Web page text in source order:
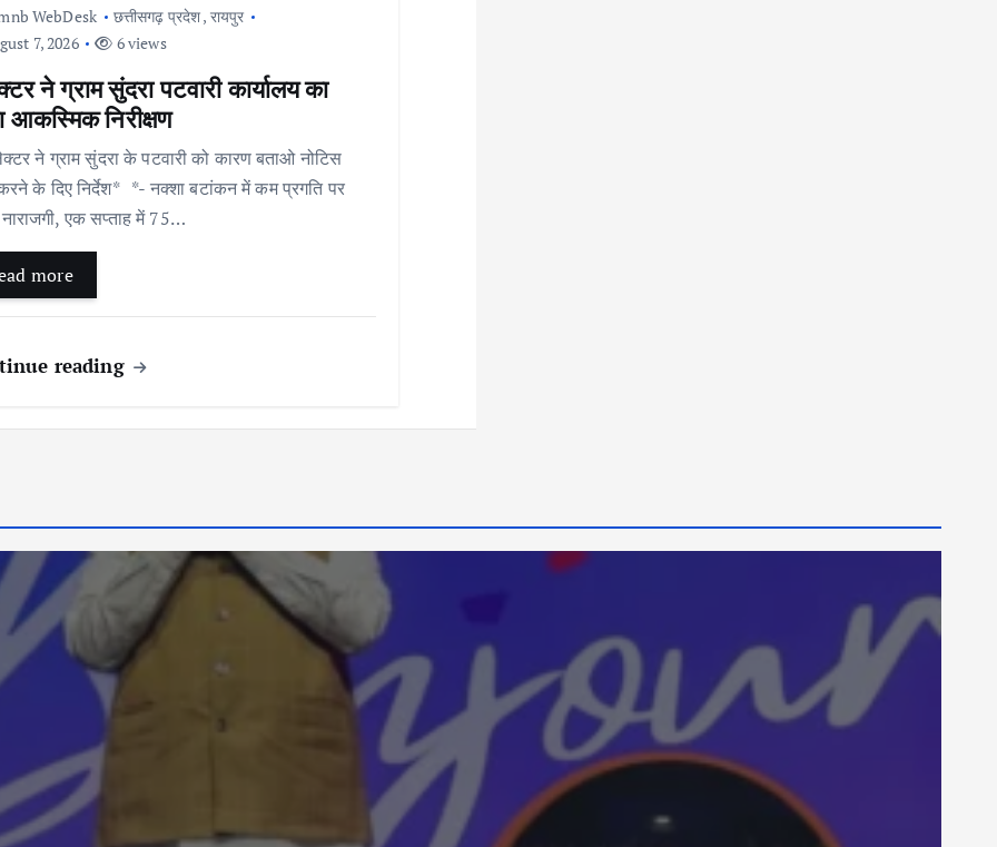
WebDesk छत्तीसगढ़ प्रदेश, रायपुर
7, 2026
6 views
ने ग्राम सुंदरा पटवारी कार्यालय का
आकस्मिक निरीक्षण
ने ग्राम सुंदरा के पटवारी को कारण बताओ नोटिस
के दिए निर्देश* *- नक्शा बटांकन में कम प्रगति पर
एक सप्ताह में 75…
more
reading